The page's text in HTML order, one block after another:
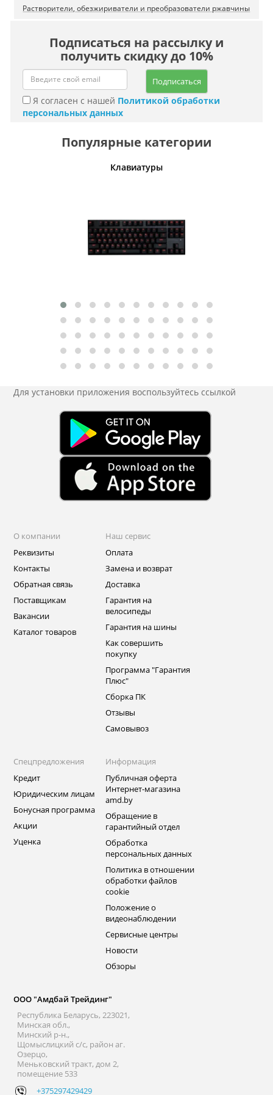
Растворители, обезжириватели и преобразователи ржавчины
Подписаться на рассылку и
получить скидку до 10%
Подписаться
Я согласен с нашей Политикой обработки
персональных данных
Популярные категории
Клавиатуры
Для установки приложения воспользуйтесь ссылкой
О компании
Реквизиты
Контакты
Обратная связь
Поставщикам
Вакансии
Каталог товаров
Наш сервис
Оплата
Замена и возврат
Доставка
Гарантия на
велосипеды
Гарантия на шины
Как совершить
покупку
Программа "Гарантия
Плюс"
Сборка ПК
Отзывы
Самовывоз
Спецпредложения
Кредит
Юридическим лицам
Бонусная программа
Акции
Уценка
Информация
Публичная оферта
Интернет-магазина
amd.by
Обращение в
гарантийный отдел
Обработка
персональных данных
Политика в отношении
обработки файлов
cookie
Положение о
видеонаблюдении
Сервисные центры
Новости
Обзоры
ООО "Амдбай Трейдинг"
Республика Беларусь, 223021,
Минская обл.,
Минский р-н.,
Щомыслицкий с/с, район аг.
Озерцо,
Меньковский тракт, дом 2,
помещение 533
+375297429429